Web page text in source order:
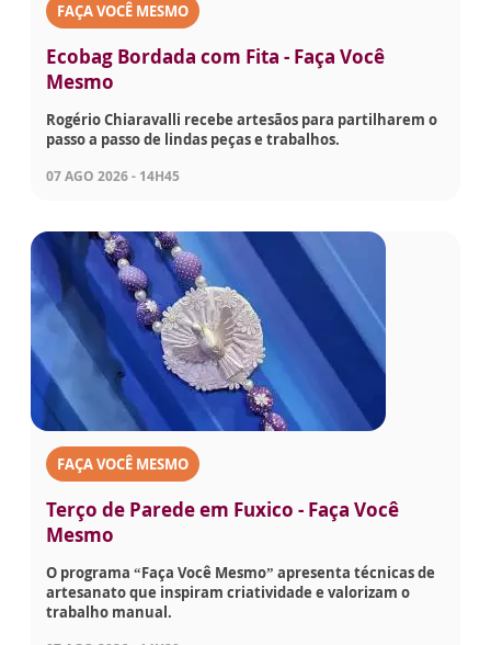
FAÇA VOCÊ MESMO
Ecobag Bordada com Fita - Faça Você
Mesmo
Rogério Chiaravalli recebe artesãos para partilharem o
passo a passo de lindas peças e trabalhos.
07 AGO 2026 - 14H45
FAÇA VOCÊ MESMO
Terço de Parede em Fuxico - Faça Você
Mesmo
O programa “Faça Você Mesmo” apresenta técnicas de
artesanato que inspiram criatividade e valorizam o
trabalho manual.